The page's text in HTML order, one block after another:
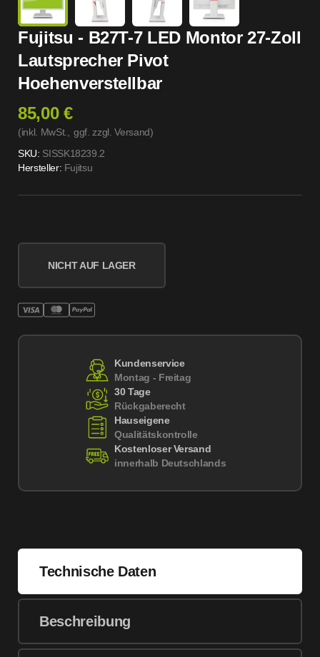
Fujitsu - B27T-7 LED Montor 27-Zoll
Lautsprecher Pivot
Hoehenverstellbar
85,00 €
(inkl. MwSt., ggf. zzgl. Versand)
SKU: SISSK18239.2
Hersteller: Fujitsu
NICHT AUF LAGER
Kundenservice
Montag - Freitag
30 Tage
Rückgaberecht
Hauseigene
Qualitätskontrolle
Kostenloser Versand
innerhalb Deutschlands
Technische Daten
Beschreibung